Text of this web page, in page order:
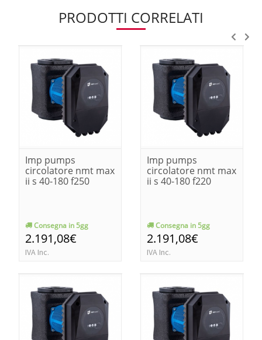
PRODOTTI CORRELATI
Imp pumps
circolatore nmt max
ii s 40-180 f250
Consegna in 5gg
2.191,08€
IVA Inc.
Imp pumps
circolatore nmt max
ii s 40-180 f220
Consegna in 5gg
2.191,08€
IVA Inc.